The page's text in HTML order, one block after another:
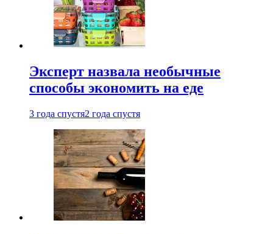
Эксперт назвала необычные
способы экономить на еде
3 года спустя2 года спустя